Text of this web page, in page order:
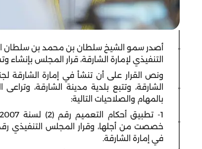
أصدر سمو الشيخ سلطان بن محمد بن سلطان
التنفيذي لإمارة الشارقة، قرار المجلس
ونص القرار على أن تنشأ في إمارة الشارقة
الشارقة، وتتبع بلدية مدينة الشارقة،
بالمهام والصلاحيات التالية:
في إمارة الشارقة.